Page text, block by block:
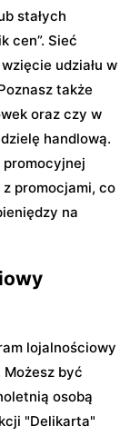
stałych
cen”. Sieć
udziału w
także
oraz czy w
handlową.
promocyjnej
promocjami, co
na
lojalnościowy
być
osobą
"Delikarta"